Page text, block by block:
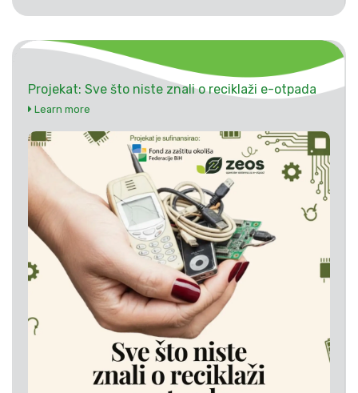
Projekat: Sve što niste znali o reciklaži e-otpada
Learn more